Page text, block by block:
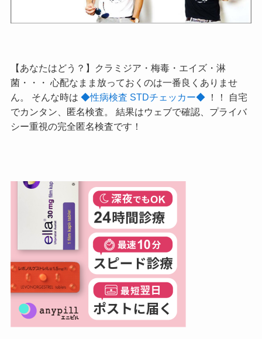
【あなたはどう？】クラミジア・梅毒・エイズ・淋
菌・・・ 心配なまま放っておくのは一番良くありませ
ん。 そんな時は ◆性病検査 STDチェッカー◆！！ 自宅
でカンタン、匿名検査。 結果はウェブで確認、プライバ
シー重視の完全匿名検査です！